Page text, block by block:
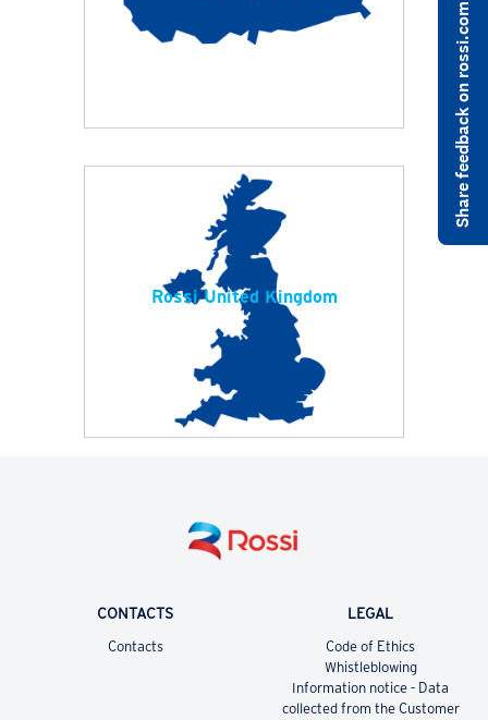
Rossi United Kingdom
CONTACTS
Contacts
LEGAL
Code of Ethics
Whistleblowing
Information notice - Data
collected from the Customer
Share feedback on rossi.com